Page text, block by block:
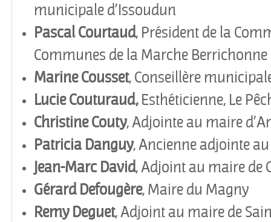
municipale d’Issoudun
Pascal Courtaud, Président de la
Communes de la Marche Berrichonne
Marine Cousset, Conseillère
Lucie Couturaud,Esthéticienne, Le
Christine Couty, Adjointe au maire d’
Patricia Danguy, Ancienne adjointe
Jean-Marc David, Adjoint au maire de
Gérard Defougère, Maire du Magny
Remy Deguet, Adjoint au maire de